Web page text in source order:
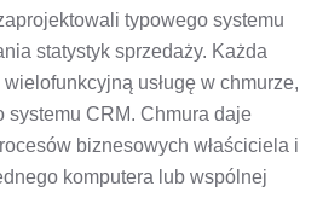
typowego systemu
statystyk sprzedaży. Każda
usługę w chmurze,
systemu CRM. Chmura daje
biznesowych właściciela i
komputera lub wspólnej